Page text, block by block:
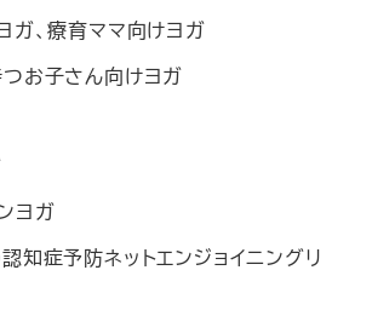
ガ、療育ママ向けヨガ
お子さん向けヨガ
ヨガ
知症予防ネットエンジョイニングリ